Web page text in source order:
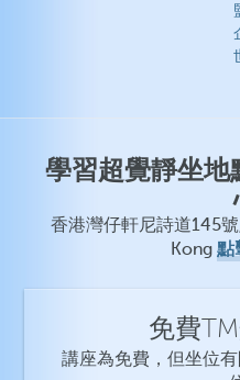
學習超覺靜坐地
香港灣仔軒尼詩道145
Kong 點
免費
講座為免費，但坐位